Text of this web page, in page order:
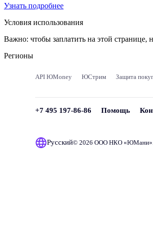
Узнать подробнее
Условия использования
Важно: чтобы заплатить на этой
Регионы
API ЮMoney ЮСтрим Защита
+7 495 197-86-86 Помощь
Русский© 2026 ООО НКО «ЮМани